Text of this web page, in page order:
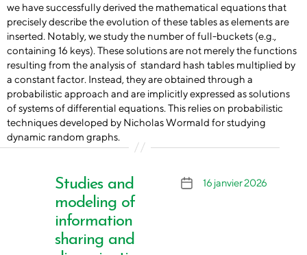
we have successfully derived the mathematical equations that
precisely describe the evolution of these tables as elements are
inserted. Notably, we study the number of full-buckets (e.g.,
containing 16 keys). These solutions are not merely the functions
resulting from the analysis of standard hash tables multiplied by
a constant factor. Instead, they are obtained through a
probabilistic approach and are implicitly expressed as solutions
of systems of differential equations. This relies on probabilistic
techniques developed by Nicholas Wormald for studying
dynamic random graphs.
Studies and
modeling of
information
sharing and
Date
16 janvier 2026